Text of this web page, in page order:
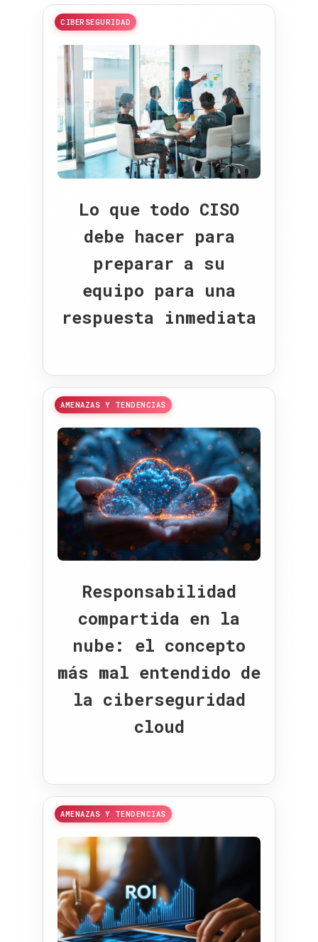
CIBERSEGURIDAD
Lo que todo CISO
debe hacer para
preparar a su
equipo para una
respuesta inmediata
AMENAZAS Y TENDENCIAS
Responsabilidad
compartida en la
nube: el concepto
más mal entendido de
la ciberseguridad
cloud
AMENAZAS Y TENDENCIAS